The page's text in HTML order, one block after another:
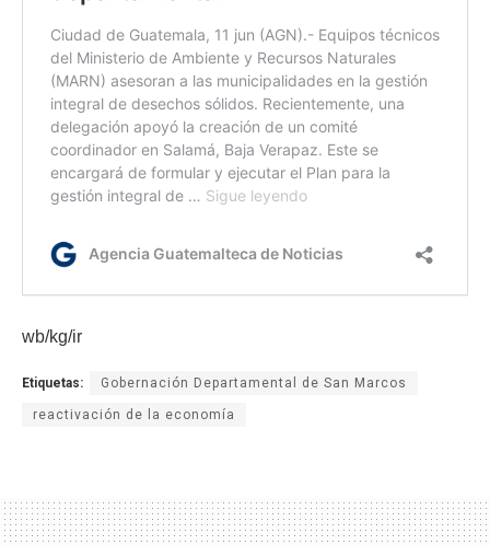
wb/kg/ir
Etiquetas: Gobernación Departamental de San Marcos
reactivación de la economía